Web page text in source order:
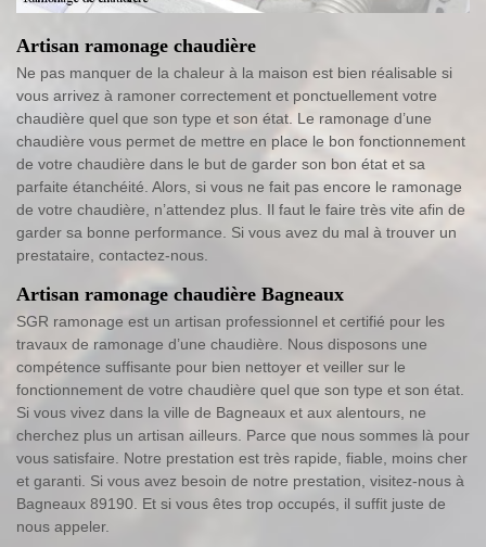
Artisan ramonage chaudière
Ne pas manquer de la chaleur à la maison est bien réalisable si
vous arrivez à ramoner correctement et ponctuellement votre
chaudière quel que son type et son état. Le ramonage d’une
chaudière vous permet de mettre en place le bon fonctionnement
de votre chaudière dans le but de garder son bon état et sa
parfaite étanchéité. Alors, si vous ne fait pas encore le ramonage
de votre chaudière, n’attendez plus. Il faut le faire très vite afin de
garder sa bonne performance. Si vous avez du mal à trouver un
prestataire, contactez-nous.
Artisan ramonage chaudière Bagneaux
SGR ramonage est un artisan professionnel et certifié pour les
travaux de ramonage d’une chaudière. Nous disposons une
compétence suffisante pour bien nettoyer et veiller sur le
fonctionnement de votre chaudière quel que son type et son état.
Si vous vivez dans la ville de Bagneaux et aux alentours, ne
cherchez plus un artisan ailleurs. Parce que nous sommes là pour
vous satisfaire. Notre prestation est très rapide, fiable, moins cher
et garanti. Si vous avez besoin de notre prestation, visitez-nous à
Bagneaux 89190. Et si vous êtes trop occupés, il suffit juste de
nous appeler.